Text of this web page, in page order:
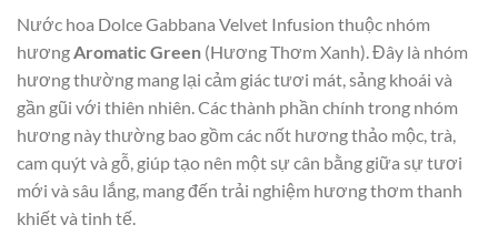
Nước hoa Dolce Gabbana Velvet Infusion thuộc nhóm
hươngAromatic Green (Hương Thơm Xanh). Đây là nhóm
hương thường mang lại cảm giác tươi mát, sảng khoái và
gần gũi với thiên nhiên. Các thành phần chính trong nhóm
hương này thường bao gồm các nốt hương thảo mộc, trà,
cam quýt và gỗ, giúp tạo nên một sự cân bằng giữa sự tươi
mới và sâu lắng, mang đến trải nghiệm hương thơm thanh
khiết và tinh tế.